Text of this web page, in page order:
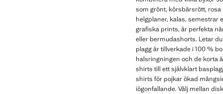
som grönt, körsbärsrött,
helgplaner, kalas, semestrar
grafiska prints, är perfekta
eller bermudashorts. Letar
plagg är tillverkade i 100 %
halsringningen och de korta
shirts till ett självklart
shirts för pojkar ökad
iögonfallande. Välj mellan